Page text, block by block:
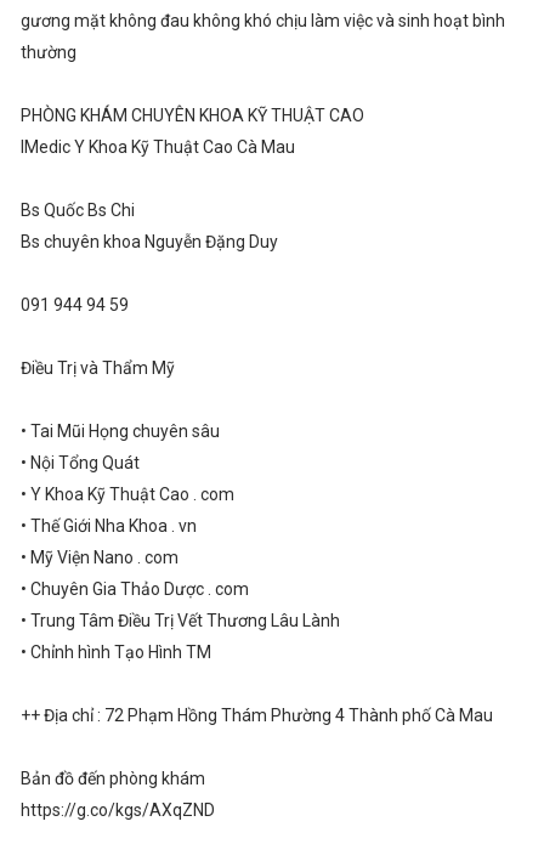
gương mặt không đau không khó chịu làm việc và sinh hoạt bình
thường
PHÒNG KHÁM CHUYÊN KHOA KỸ THUẬT CAO
IMedic Y Khoa Kỹ Thuật Cao Cà Mau
Bs Quốc Bs Chi
Bs chuyên khoa Nguyễn Đặng Duy
091 944 94 59
Điều Trị và Thẩm Mỹ
• Tai Mũi Họng chuyên sâu
• Nội Tổng Quát
• Y Khoa Kỹ Thuật Cao . com
• Thế Giới Nha Khoa . vn
• Mỹ Viện Nano . com
• Chuyên Gia Thảo Dược . com
• Trung Tâm Điều Trị Vết Thương Lâu Lành
• Chỉnh hình Tạo Hình TM
++ Địa chỉ : 72 Phạm Hồng Thám Phường 4 Thành phố Cà Mau
Bản đồ đến phòng khám
https://g.co/kgs/AXqZND